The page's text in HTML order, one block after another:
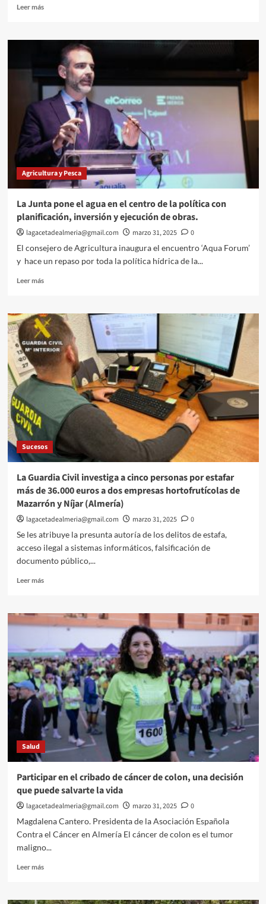
Leer másLeer
El
Ayuntamiento,
nuevo
obligado
devolver
subvención
con
intereses
la
Junta
su
pésima
gestión.
Agricultura y Pesca
La Junta pone el agua en el centro de la política con
planificación, inversión y ejecución de obras.
lagacetadealmeria@gmail.com marzo 31, 2025
0
El consejero de Agricultura inaugura el encuentro ‘Aqua Forum’
y hace un repaso por toda la política hídrica de la...
Leer másLeer
La
Junta
pone
el
agua
en
el
la
política
con
planificación,
inversión
ejecución
de
obras.
Sucesos
La Guardia Civil investiga a cinco personas por estafar
más de 36.000 euros a dos empresas hortofrutícolas de
Mazarrón y Níjar (Almería)
lagacetadealmeria@gmail.com marzo 31, 2025
0
Se les atribuye la presunta autoría de los delitos de estafa,
acceso ilegal a sistemas informáticos, falsificación de
documento público,...
Leer másLeer
La
Guardia
investiga
a
cinco
personas
por
estafar
más
de
36.000
euros
empresas
hortofrutícolas
de
y
Níjar
(Almería)
Salud
Participar en el cribado de cáncer de colon, una decisión
que puede salvarte la vida
lagacetadealmeria@gmail.com marzo 31, 2025
0
Magdalena Cantero. Presidenta de la Asociación Española
Contra el Cáncer en Almería El cáncer de colon es el tumor
maligno...
Leer másLeer
Participar